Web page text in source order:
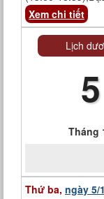
Xem chi tiết
Lịch
5
Tháng
Thứ ba, ngày 5/